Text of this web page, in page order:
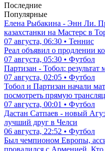
Последние
Популярные
Елена Рыбакина - Энн Ли.
казахстанки на Мастерс в
07 августа, 06:30 • Теннис
Реал объявил о продлении
07 августа, 05:30 • Футбол
Партизан - Тобол: результат
07 августа, 02:05 • Футбол
Тобол и Партизан начали
посмотреть прямую
07 августа, 00:01 • Футбол
Дастан Сатпаев - новый
лучший друг в Челси
06 августа, 22:52 • Футбол
Был чемпионом Европы,
провалился с Арменией.